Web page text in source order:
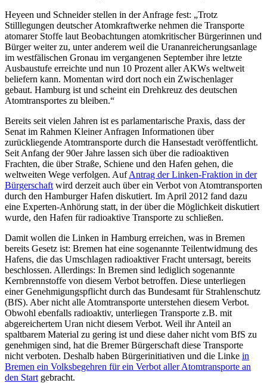
Heyeen und Schneider stellen in der Anfrage fest: „Trotz
Stilllegungen deutscher Atomkraftwerke nehmen die Transporte
atomarer Stoffe laut Beobachtungen atomkritischer Bürgerinnen und
Bürger weiter zu, unter anderem weil die Urananreicherungsanlage
im westfälischen Gronau im vergangenen September ihre letzte
Ausbaustufe erreichte und nun 10 Prozent aller AKWs weltweit
beliefern kann. Momentan wird dort noch ein Zwischenlager
gebaut. Hamburg ist und scheint ein Drehkreuz des deutschen
Atomtransportes zu bleiben.“
Bereits seit vielen Jahren ist es parlamentarische Praxis, dass der
Senat im Rahmen Kleiner Anfragen Informationen über
zurückliegende Atomtransporte durch die Hansestadt veröffentlicht.
Seit Anfang der 90er Jahre lassen sich über die radioaktiven
Frachten, die über Straße, Schiene und den Hafen gehen, die
weltweiten Wege verfolgen. AufAntrag der Linken-Fraktion in der
Bürgerschaft wird derzeit auch über ein Verbot von Atomtransporten
durch den Hamburger Hafen diskutiert. Im April 2012 fand dazu
eine Experten-Anhörung statt, in der über die Möglichkeit diskutiert
wurde, den Hafen für radioaktive Transporte zu schließen.
Damit wollen die Linken in Hamburg erreichen, was in Bremen
bereits Gesetz ist: Bremen hat eine sogenannte Teilentwidmung des
Hafens, die das Umschlagen radioaktiver Fracht untersagt, bereits
beschlossen. Allerdings: In Bremen sind lediglich sogenannte
Kernbrennstoffe von diesem Verbot betroffen. Diese unterliegen
einer Genehmigungspflicht durch das Bundesamt für Strahlenschutz
(BfS). Aber nicht alle Atomtransporte unterstehen diesem Verbot.
Obwohl ebenfalls radioaktiv, unterliegen Transporte z.B. mit
abgereichertem Uran nicht diesem Verbot. Weil ihr Anteil an
spaltbarem Material zu gering ist und diese daher nicht vom BfS zu
genehmigen sind, hat die Bremer Bürgerschaft diese Transporte
nicht verboten. Deshalb haben Bürgerinitiativen und die Linke in
Bremen ein Volksbegehren für ein Verbot aller Atomtransporte an
den Start gebracht.